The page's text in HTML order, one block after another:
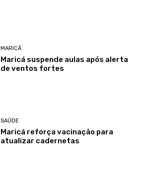
MARICÁ
Maricá suspende aulas após alerta
de ventos fortes
SAÚDE
Maricá reforça vacinação para
atualizar cadernetas